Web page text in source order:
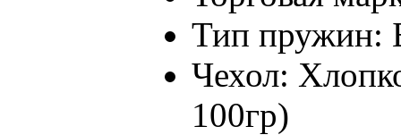
Тип пружин:
Чехол:
100гр)